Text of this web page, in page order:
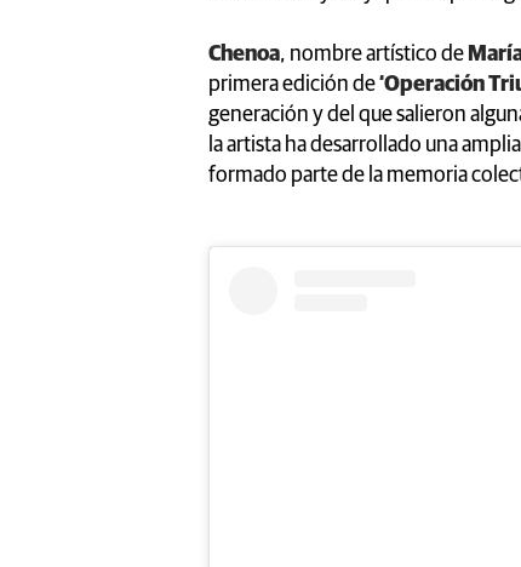
Chenoa, nombre artístico de
primera edición de‘Operación
generación y del que salieron
la artista ha desarrollado una
formado parte de la memoria